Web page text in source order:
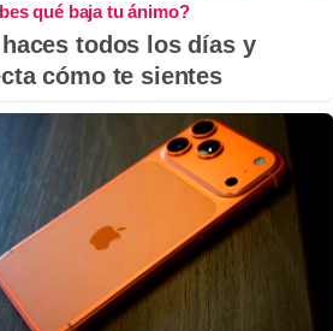
qué baja tu ánimo?
todos los días y
cómo te sientes